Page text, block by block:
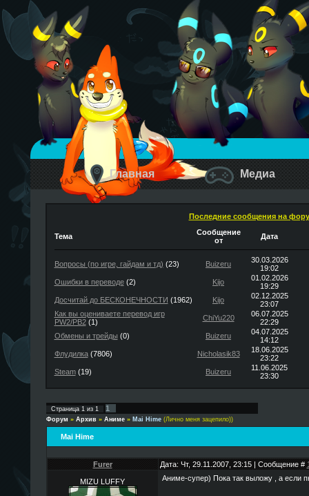
Главная Медиа
Последние сообщения на
Тема
Сообщение
от
Дата
Вопросы (по игре, гайдам и тд) (23) Buizeru
30.03.2026
19:02
Ошибки в переводе(2) Kijo
01.02.2026
19:29
Досчитай до БЕСКОНЕЧНОСТИ (1962) Kijo
02.12.2025
23:07
Как вы оцениваете перевод игр
PW2/PB2(1) ChiYu220
06.07.2025
22:29
Обмены и трейды (0) Buizeru
04.07.2025
14:12
Флудилка(7806) Nicholasik83
18.06.2025
23:22
Steam(19) Buizeru
11.06.2025
23:30
Страница 1из 1 1
Форум » Архив » Аниме » Mai Hime (Лично меня зацепило))
Mai Hime
Furer Дата: Чт, 29.11.2007, 23:15 | Сообщение #
MIZU LUFFY Аниме-супер) Пока так выложу , а если